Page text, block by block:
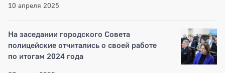
10 апреля 2025
На заседании городского Совета
полицейские отчитались о своей работе
по итогам 2024 года